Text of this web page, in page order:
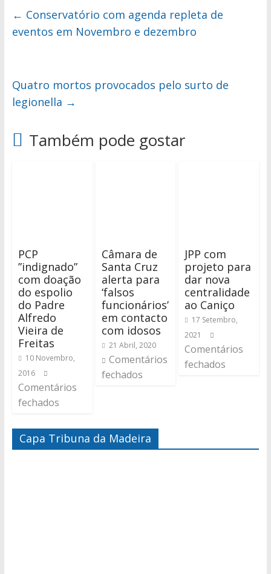
← Conservatório com agenda repleta de
eventos em Novembro e dezembro
Quatro mortos provocados pelo surto de
legionella →
Também pode gostar
PCP
”indignado”
com doação
do espolio
do Padre
Alfredo
Vieira de
Freitas
10 Novembro,
2016
Comentários
fechados
Câmara de
Santa Cruz
alerta para
‘falsos
funcionários’
em contacto
com idosos
21 Abril, 2020
Comentários
fechados
JPP com
projeto para
dar nova
centralidade
ao Caniço
17 Setembro,
2021
Comentários
fechados
Capa Tribuna da Madeira